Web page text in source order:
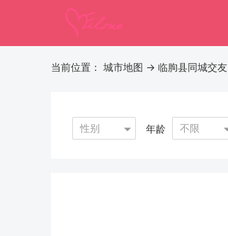
当前位置： 城市地图 -> 临朐县同城交友
性别 年龄 不限